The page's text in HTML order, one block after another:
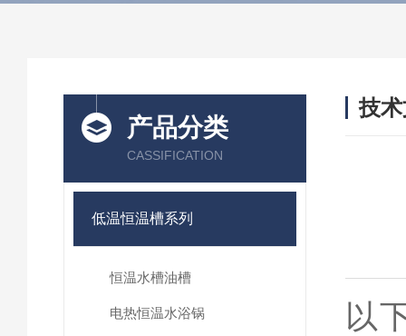
产品分类
CASSIFICATION
低温恒温槽系列
恒温水槽油槽
电热恒温水浴锅
技
以